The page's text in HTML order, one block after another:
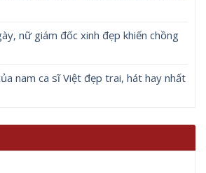
nữ giám đốc xinh đẹp khiến chồng
nam ca sĩ Việt đẹp trai, hát hay nhất